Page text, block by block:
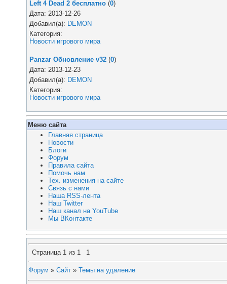
Left 4 Dead 2 бесплатно (0)
Дата: 2013-12-26
Добавил(а): DEMON
Категория:
Новости игрового мира
Panzar Обновление v32 (0)
Дата: 2013-12-23
Добавил(а): DEMON
Категория:
Новости игрового мира
Меню сайта
Главная страница
Новости
Блоги
Форум
Правила сайта
Помочь нам
Тех. изменения на сайте
Связь с нами
Наша RSS-лента
Наш Twitter
Наш канал на YouTube
Мы ВКонтакте
Страница 1 из 1 1
Форум » Сайт » Темы на удаление